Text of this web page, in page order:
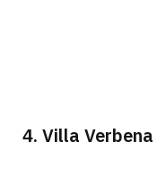
4. Villa Verbena